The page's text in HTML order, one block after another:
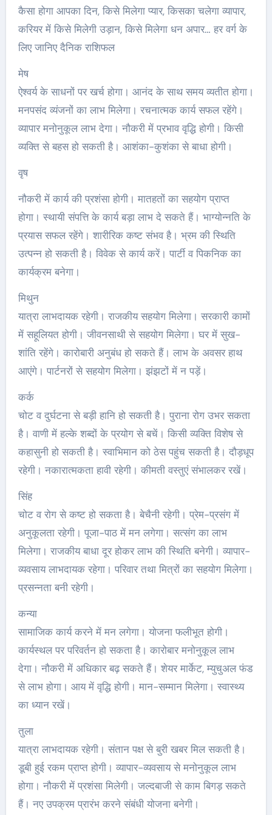
कैसा होगा आपका दिन, किसे मिलेगा प्यार, किसका चलेगा व्यापार,
करियर में किसे मिलेगी उड़ान, किसे मिलेगा धन अपार… हर वर्ग के
लिए जानिए दैनिक राशिफल
मेष
ऐश्वर्य के साधनों पर खर्च होगा। आनंद के साथ समय व्यतीत होगा।
मनपसंद व्यंजनों का लाभ मिलेगा। रचनात्मक कार्य सफल रहेंगे।
व्यापार मनोनुकूल लाभ देगा। नौकरी में प्रभाव वृद्धि होगी। किसी
व्यक्ति से बहस हो सकती है। आशंका-कुशंका से बाधा होगी।
वृष
नौकरी में कार्य की प्रशंसा होगी। मातहतों का सहयोग प्राप्त
होगा। स्थायी संपत्ति के कार्य बड़ा लाभ दे सकते हैं। भाग्योन्नति के
प्रयास सफल रहेंगे। शारीरिक कष्ट संभव है। भ्रम की स्थिति
उत्पन्न हो सकती है। विवेक से कार्य करें। पार्टी व पिकनिक का
कार्यक्रम बनेगा।
मिथुन
यात्रा लाभदायक रहेगी। राजकीय सहयोग मिलेगा। सरकारी कामों
में सहूलियत होगी। जीवनसाथी से सहयोग मिलेगा। घर में सुख-
शांति रहेंगे। कारोबारी अनुबंध हो सकते हैं। लाभ के अवसर हाथ
आएंगे। पार्टनरों से सहयोग मिलेगा। झंझटों में न पड़ें।
कर्क
चोट व दुर्घटना से बड़ी हानि हो सकती है। पुराना रोग उभर सकता
है। वाणी में हल्के शब्दों के प्रयोग से बचें। किसी व्यक्ति विशेष से
कहासुनी हो सकती है। स्वाभिमान को ठेस पहुंच सकती है। दौड़धूप
रहेगी। नकारात्मकता हावी रहेगी। कीमती वस्तुएं संभालकर रखें।
सिंह
चोट व रोग से कष्ट हो सकता है। बेचैनी रहेगी। प्रेम-प्रसंग में
अनुकूलता रहेगी। पूजा-पाठ में मन लगेगा। सत्संग का लाभ
मिलेगा। राजकीय बाधा दूर होकर लाभ की स्थिति बनेगी। व्यापार-
व्यवसाय लाभदायक रहेगा। परिवार तथा मित्रों का सहयोग मिलेगा।
प्रसन्नता बनी रहेगी।
कन्या
सामाजिक कार्य करने में मन लगेगा। योजना फलीभूत होगी।
कार्यस्थल पर परिवर्तन हो सकता है। कारोबार मनोनुकूल लाभ
देगा। नौकरी में अधिकार बढ़ सकते हैं। शेयर मार्केट, म्युचुअल फंड
से लाभ होगा। आय में वृद्धि होगी। मान-सम्मान मिलेगा। स्वास्थ्‍य
का ध्यान रखें।
तुला
यात्रा लाभदायक रहेगी। संतान पक्ष से बुरी खबर मिल सकती है।
डूबी हुई रकम प्राप्त होगी। व्यापार-व्यवसाय से मनोनुकूल लाभ
होगा। नौकरी में प्रशंसा मिलेगी। जल्दबाजी से काम बिगड़ सकते
हैं। नए उपक्रम प्रारंभ करने संबंधी योजना बनेगी।